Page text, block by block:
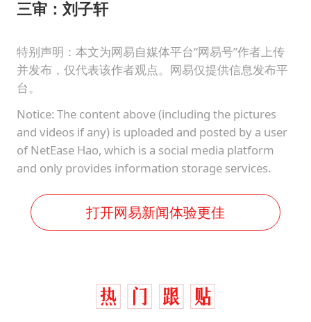
三审：刘子轩
特别声明：本文为网易自媒体平台“网易号”作者上传
并发布，仅代表该作者观点。网易仅提供信息发布平
台。
Notice: The content above (including the pictures
and videos if any) is uploaded and posted by a user
of NetEase Hao, which is a social media platform
and only provides information storage services.
打开网易新闻体验更佳